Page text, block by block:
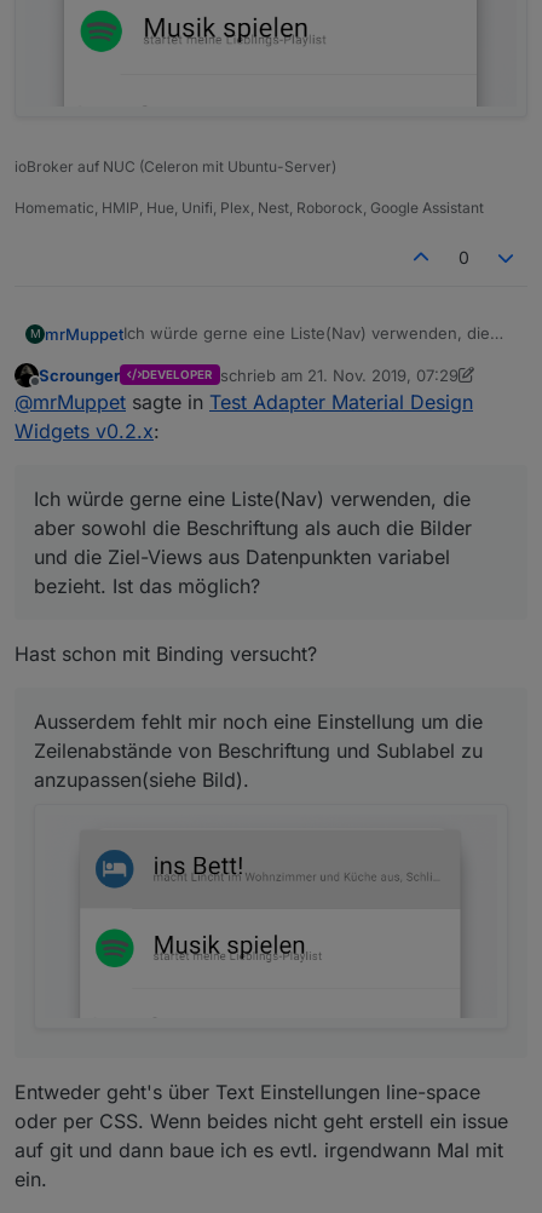
ioBroker auf NUC (Celeron mit Ubuntu-Server)
Homematic, HMIP, Hue, Unifi, Plex, Nest, Roborock, Google Assistant
0
M mrMuppetIch würde gerne eine Liste(Nav) verwenden, die
und die Ziel-Views aus Datenpunkten variabel
bezieht. Ist das möglich?
Ausserdem fehlt mir noch eine Einstellung um die
Zeilenabstände von Beschriftung und Sublabel zu
anzupassen(siehe Bild).
Offline
Scrounger DEVELOPER schrieb am 21. Nov. 2019, 07:29
zuletzt editiert von Scrounger
@mrMuppet sagte in Test Adapter Material Design
Widgets v0.2.x:
Ich würde gerne eine Liste(Nav) verwenden, die
aber sowohl die Beschriftung als auch die Bilder
und die Ziel-Views aus Datenpunkten variabel
bezieht. Ist das möglich?
Hast schon mit Binding versucht?
Ausserdem fehlt mir noch eine Einstellung um die
Zeilenabstände von Beschriftung und Sublabel zu
anzupassen(siehe Bild).
Entweder geht's über Text Einstellungen line-space
oder per CSS. Wenn beides nicht geht erstell ein issue
auf git und dann baue ich es evtl. irgendwann Mal mit
ein.